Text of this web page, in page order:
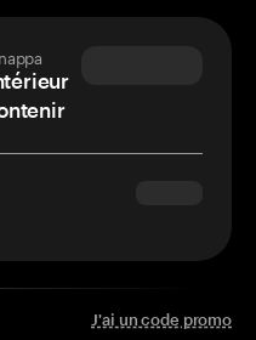
J'ai un code promo